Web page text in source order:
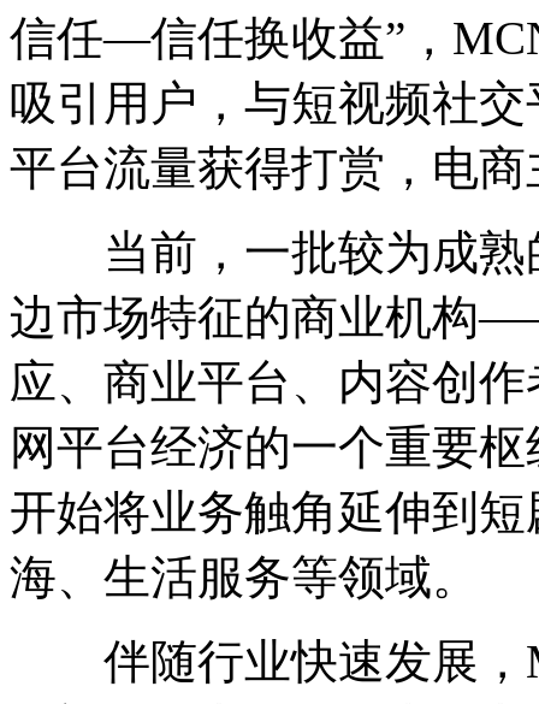
信任—信任换收益”，
吸引用户，与短视频社
平台流量获得打赏，电
当前，一批较为成熟
边市场特征的商业机构
应、商业平台、内容创
网平台经济的一个重要
开始将业务触角延伸到
海、生活服务等领域。
伴随行业快速发展，